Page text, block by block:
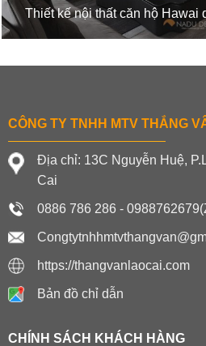
Thiết kế nội thất căn hộ Hawai
CÔNG TY TNHH MTV THẮNG
Địa chỉ: 13C Nguyễn Huệ,
Cai
0886 786 286 -
https://thangvanlaocai.com
Bản đồ chỉ dẫn
CHÍNH SÁCH KHÁCH HÀNG